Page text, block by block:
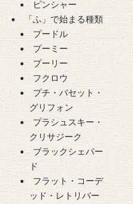
ピンシャー
「ふ」で始まる種類
プードル
プーミー
プーリー
フクロウ
プチ・バセット・
グリフォン
プラシュスキー・
クリサジーク
ブラックシェパー
ド
フラット・コーデ
ッド・レトリバー